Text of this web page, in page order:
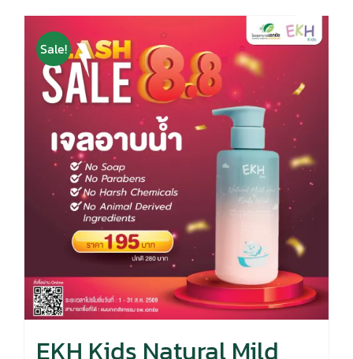
Sale!
EKH Kids Natural Mild